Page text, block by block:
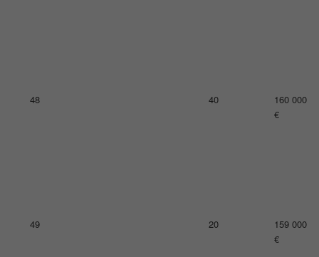
52 26
151 000
€
53 20
150 000
€